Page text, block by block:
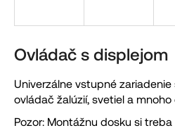
Ovládač s displejom
Univerzálne vstupné
ovládač žalúzií, svetiel a mnoho
Pozor: Montážnu dosku si
s
?